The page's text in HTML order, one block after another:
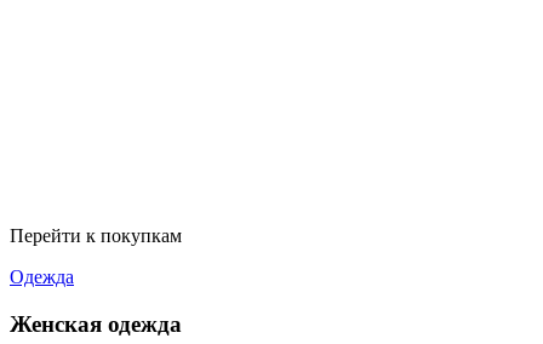
Перейти к покупкам
Одежда
Женская одежда